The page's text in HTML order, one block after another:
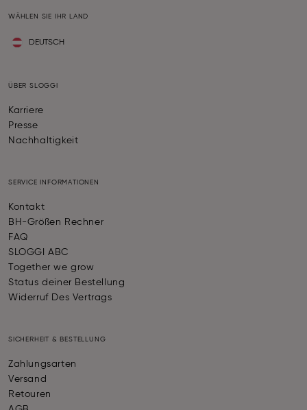
WÄHLEN SIE IHR LAND
DEUTSCH
ÜBER SLOGGI
Karriere
Presse
Nachhaltigkeit
SERVICE INFORMATIONEN
Kontakt
BH-Größen Rechner
FAQ
SLOGGI ABC
Together we grow
Status deiner Bestellung
Widerruf Des Vertrags
SICHERHEIT & BESTELLUNG
Zahlungsarten
Versand
Retouren